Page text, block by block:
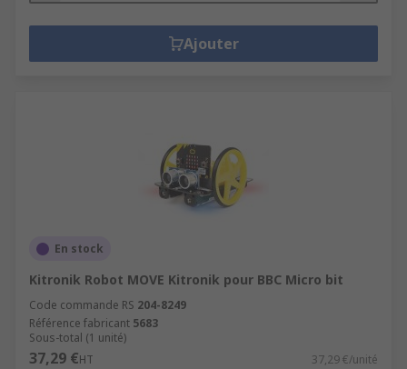
Ajouter
En stock
Kitronik Robot MOVE Kitronik pour BBC Micro bit
Code commande RS 204-8249
Référence fabricant 5683
Sous-total (1 unité)
37,29 €HT 37,29 €/unité